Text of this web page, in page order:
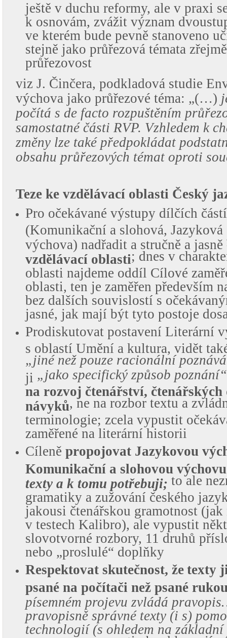
ještě v duchu reformy, ale v praxi
k osnovám, zvážit význam
ve kterém bude pevně stanoveno
stejně jako průřezová témata
průřezovost
viz J. Činčera, podkladová studie
výchova jako průřezové téma: „(…)
počítá s de facto rozpuštěním
samostatné části RVP. Vzhledem k
změny lze také předpokládat
obsahu průřezových témat oproti
Teze ke vzdělávací oblasti Český
Pro očekávané výstupy dílčích
(Komunikační a slohová,
výchova) nadřadit a stručně a jasně
vzdělávací oblasti; dnes v
oblasti najdeme oddíl Cílové
oblasti, ten je zaměřen především
bez dalších souvislostí s
jasné, jak mají být tyto postoje
Prodiskutovat postavení Literární
s oblastí Umění a kultura, vidět
„jiné než pouze racionální
ji „jako specifický způsob poznání“
na rozvoj čtenářství, čtenářských
návyků, ne na rozbor textu a
terminologie; zcela vypustit
zaměřené na literární historii
Cíleněpropojovat Jazykovou
Komunikační a slohovou výchovu
texty a k tomu potřebuji;to ale
gramatiky a zužování českého
jakousi čtenářskou gramotnost
v testech Kalibro), ale vypustit
slovotvorné rozbory, 11 druhů
nebo „proslulé“ doplňky
Respektovat skutečnost, že texty
psané na počítači než psané
písemném projevu zvládá
pravopisně správné texty (i s)
technologií (s ohledem na